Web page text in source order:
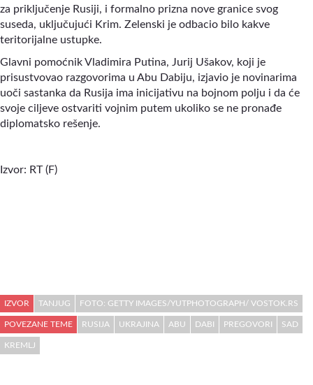
za priključenje Rusiji, i formalno prizna nove granice svog
suseda, uključujući Krim. Zelenski je odbacio bilo kakve
teritorijalne ustupke.
Glavni pomoćnik Vladimira Putina, Jurij Ušakov, koji je
prisustvovao razgovorima u Abu Dabiju, izjavio je novinarima
uoči sastanka da Rusija ima inicijativu na bojnom polju i da će
svoje ciljeve ostvariti vojnim putem ukoliko se ne pronađe
diplomatsko rešenje.
Izvor: RT (F)
IZVOR TANJUG FOTO: GETTY IMAGES/YUTPHOTOGRAPH/ VOSTOK.RS
POVEZANE TEME RUSIJA UKRAJINA ABU DABI PREGOVORI SAD
KREMLJ